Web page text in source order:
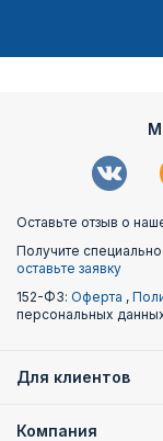
Оставьте отзыв о
Получите
оставьте заявку
152-ФЗ: Оферта ,
персональных
Для клиентов
Компания